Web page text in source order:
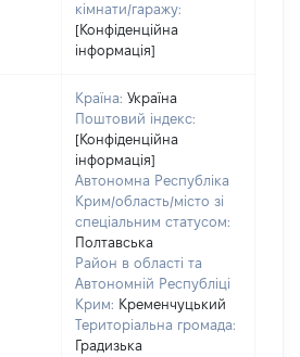
кімнати/гаражу:
[Конфіденційна
інформація]
Країна: Україна
Поштовий індекс:
[Конфіденційна
інформація]
Автономна Республіка
Крим/область/місто зі
спеціальним статусом:
Полтавська
Район в області та
Автономній Республіці
Крим: Кременчуцький
Територіальна громада:
Градизька